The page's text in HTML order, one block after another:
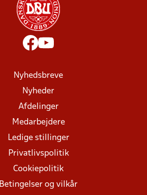
Nyhedsbreve
Nyheder
Afdelinger
Medarbejdere
Ledige stillinger
Privatlivspolitik
Cookiepolitik
Betingelser og vilkår